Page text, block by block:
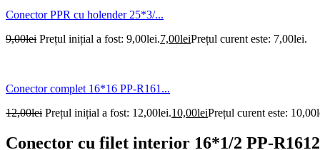
Conector PPR cu holender 25*3/...
9,00lei Prețul inițial a fost: 9,00lei.7,00leiPrețul curent este: 7,00lei.
Conector complet 16*16 PP-R161...
12,00lei Prețul inițial a fost: 12,00lei.10,00leiPrețul curent este:
Conector cu filet interior 16*1/2 PP-